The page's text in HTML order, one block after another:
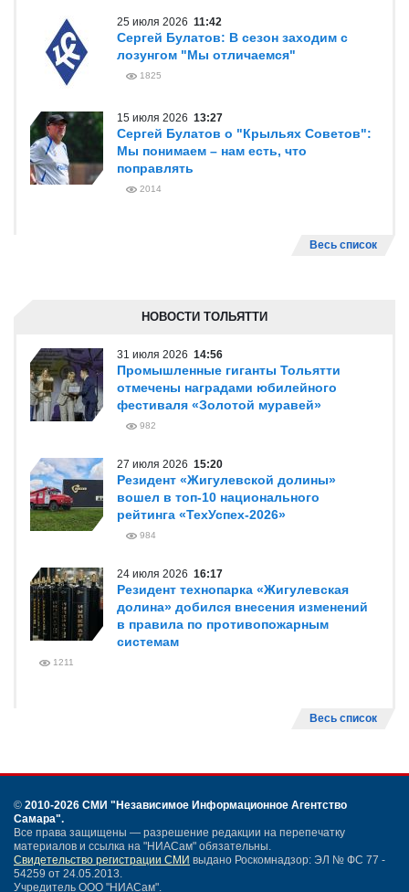
25 июля 2026 11:42
Сергей Булатов: В сезон заходим с
лозунгом "Мы отличаемся"
1825
15 июля 2026 13:27
Сергей Булатов о "Крыльях Советов":
Мы понимаем – нам есть, что
поправлять
2014
Весь список
НОВОСТИ ТОЛЬЯТТИ
31 июля 2026 14:56
Промышленные гиганты Тольятти
отмечены наградами юбилейного
фестиваля «Золотой муравей»
982
27 июля 2026 15:20
Резидент «Жигулевской долины»
вошел в топ-10 национального
рейтинга «ТехУспех-2026»
984
24 июля 2026 16:17
Резидент технопарка «Жигулевская
долина» добился внесения изменений
в правила по противопожарным
системам
1211
Весь список
© 2010-2026 СМИ "Независимое Информационное Агентство
Самара".
Все права защищены — разрешение редакции на перепечатку
материалов и ссылка на "НИАСам" обязательны.
Свидетельство регистрации СМИ выдано Роскомнадзор: ЭЛ № ФС 77 -
54259 от 24.05.2013.
Учредитель ООО "НИАСам".